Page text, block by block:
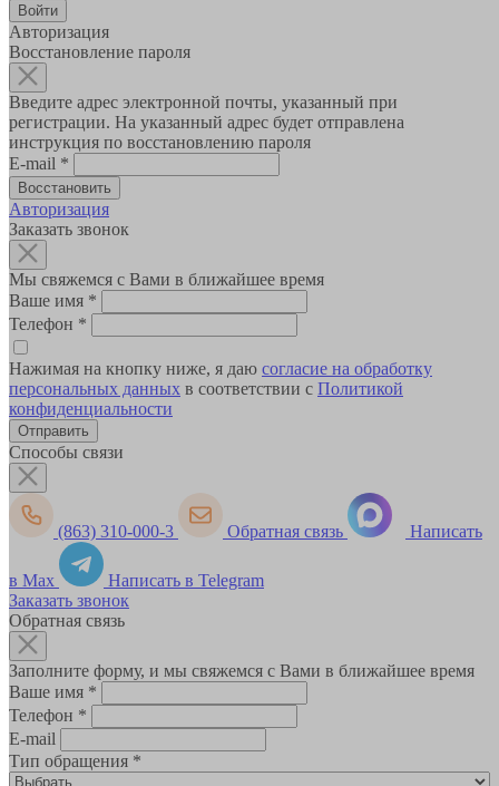
Авторизация
Восстановление пароля
Введите адрес электронной почты, указанный при
регистрации. На указанный адрес будет отправлена
инструкция по восстановлению пароля
E-mail *
Авторизация
Заказать звонок
Мы свяжемся с Вами в ближайшее время
Ваше имя *
Телефон *
Нажимая на кнопку ниже, я даю согласие на обработку
персональных данных в соответствии с Политикой
конфиденциальности
Способы связи
(863) 310-000-3 Обратная связь Написать
в Max
Написать в Telegram
Заказать звонок
Обратная связь
Заполните форму, и мы свяжемся с Вами в ближайшее время
Ваше имя *
Телефон *
E-mail
Тип обращения *